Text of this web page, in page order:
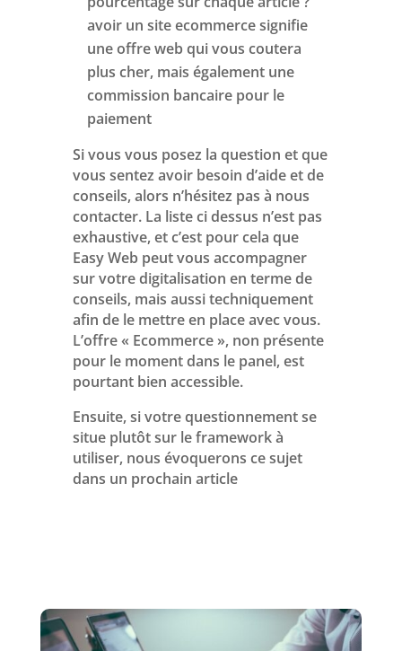
avoir un site ecommerce signifie
une offre web qui vous coutera
plus cher, mais également une
commission bancaire pour le
paiement
Si vous vous posez la question et que
vous sentez avoir besoin d’aide et de
conseils, alors n’hésitez pas à nous
contacter. La liste ci dessus n’est pas
exhaustive, et c’est pour cela que
Easy Web peut vous accompagner
sur votre digitalisation en terme de
conseils, mais aussi techniquement
afin de le mettre en place avec vous.
L’offre « Ecommerce », non présente
pour le moment dans le panel, est
pourtant bien accessible.
Ensuite, si votre questionnement se
situe plutôt sur le framework à
utiliser, nous évoquerons ce sujet
dans un prochain article